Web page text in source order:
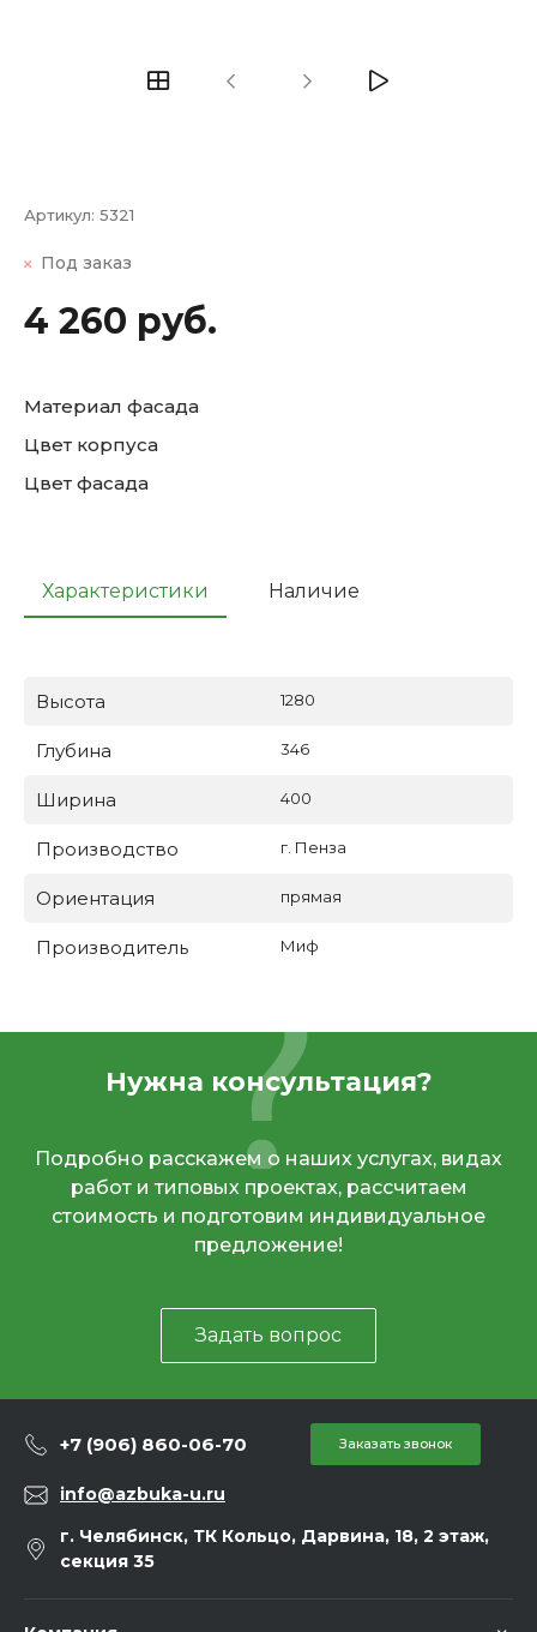
Артикул: 5321
Под заказ
4 260 руб.
Материал фасада
Цвет корпуса
Цвет фасада
Характеристики Наличие
Высота 1280
Глубина 346
Ширина 400
Производство г. Пенза
Ориентация прямая
Производитель Миф
Нужна консультация?
Подробно расскажем о наших услугах, видах
работ и типовых проектах, рассчитаем
стоимость и подготовим индивидуальное
предложение!
Задать вопрос
+7 (906) 860-06-70 Заказать звонок
info@azbuka-u.ru
г. Челябинск, ТК Кольцо, Дарвина, 18, 2 этаж,
секция 35